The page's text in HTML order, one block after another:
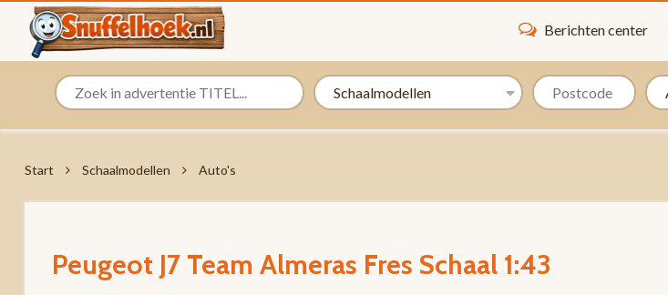
Berichten center
Start Schaalmodellen Auto's
Peugeot J7 Team Almeras Fres Schaal 1:43